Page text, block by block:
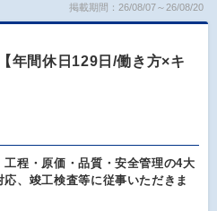
掲載期間：26/08/07～26/08/20
年間休日129日/働き方×キ
程・原価・品質・安全管理の4大
、竣工検査等に従事いただきま